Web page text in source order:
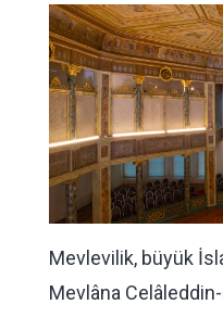
Mevlevilik, büyük
Mevlâna